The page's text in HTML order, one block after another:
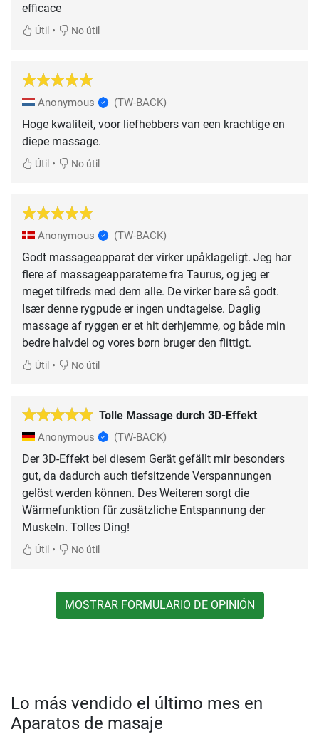
efficace
Útil • No útil
Anonymous (TW-BACK)
Hoge kwaliteit, voor liefhebbers van een krachtige en
diepe massage.
Útil • No útil
Anonymous (TW-BACK)
Godt massageapparat der virker upåklageligt. Jeg har
flere af massageapparaterne fra Taurus, og jeg er
meget tilfreds med dem alle. De virker bare så godt.
Især denne rygpude er ingen undtagelse. Daglig
massage af ryggen er et hit derhjemme, og både min
bedre halvdel og vores børn bruger den flittigt.
Útil • No útil
Tolle Massage durch 3D-Effekt
Anonymous (TW-BACK)
Der 3D-Effekt bei diesem Gerät gefällt mir besonders
gut, da dadurch auch tiefsitzende Verspannungen
gelöst werden können. Des Weiteren sorgt die
Wärmefunktion für zusätzliche Entspannung der
Muskeln. Tolles Ding!
Útil • No útil
MOSTRAR FORMULARIO DE OPINIÓN
Lo más vendido el último mes en
Aparatos de masaje